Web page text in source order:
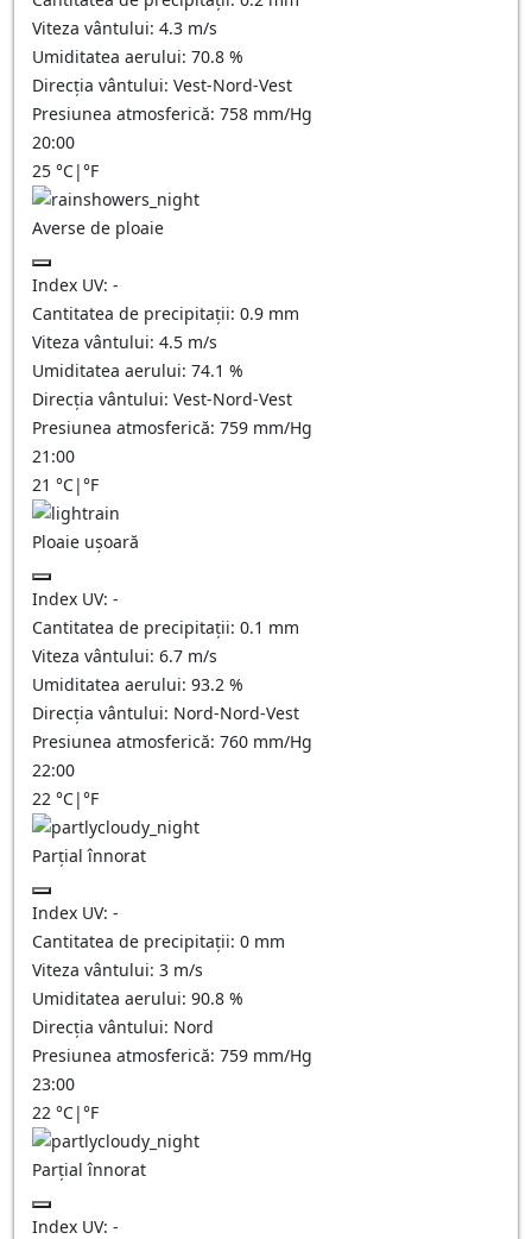
Viteza vântului: 4.3 m/s
Umiditatea aerului: 70.8 %
Direcția vântului: Vest-Nord-Vest
Presiunea atmosferică: 758 mm/Hg
20:00
25 °C|°F
Averse de ploaie
Index UV: -
Cantitatea de precipitații: 0.9 mm
Viteza vântului: 4.5 m/s
Umiditatea aerului: 74.1 %
Direcția vântului: Vest-Nord-Vest
Presiunea atmosferică: 759 mm/Hg
21:00
21 °C|°F
Ploaie ușoară
Index UV: -
Cantitatea de precipitații: 0.1 mm
Viteza vântului: 6.7 m/s
Umiditatea aerului: 93.2 %
Direcția vântului: Nord-Nord-Vest
Presiunea atmosferică: 760 mm/Hg
22:00
22 °C|°F
Parțial înnorat
Index UV: -
Cantitatea de precipitații: 0 mm
Viteza vântului: 3 m/s
Umiditatea aerului: 90.8 %
Direcția vântului: Nord
Presiunea atmosferică: 759 mm/Hg
23:00
22 °C|°F
Parțial înnorat
Index UV: -